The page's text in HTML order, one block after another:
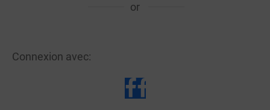
or
Connexion avec: